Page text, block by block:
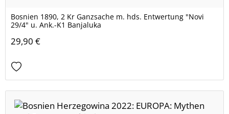
Bosnien 1890, 2 Kr Ganzsache m. hds. Entwertung "Novi
29/4" u. Ank.-K1 Banjaluka
29,90 €